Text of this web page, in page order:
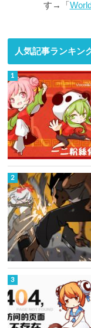
す→「
人気記事ランキン